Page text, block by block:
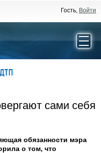
Гость, Войти
сами себя
обязанности мэра
о том, что